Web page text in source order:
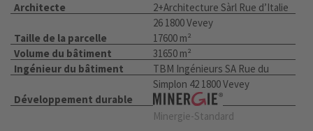
Architecte
2+Architecture Sàrl Rue d’Italie
26 1800 Vevey
Taille de la parcelle
17600 m²
Volume du bâtiment
31650 m²
Ingénieur du bâtiment
TBM Ingénieurs SA Rue du
Simplon 42 1800 Vevey
Développement durable
Minergie-Standard